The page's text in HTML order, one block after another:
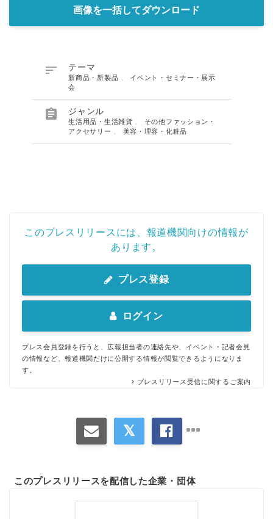
画像を一括してダウンロード
 テーマ
新商品・新製品
イベント・セミナー・展示
会
 ジャンル
生活用品・生活雑貨
その他ファッション・
アクセサリー
美容・理容・化粧品
このプレスリリースには、報道機関向けの情報が
あります。
プレス登録
ログイン
プレス会員登録を行うと、広報担当者の連絡先や、イベント・記者会見
の情報など、報道機関だけに公開する情報が閲覧できるようになりま
す。
プレスリリース受信に関するご案内
このプレスリリースを配信した企業・団体